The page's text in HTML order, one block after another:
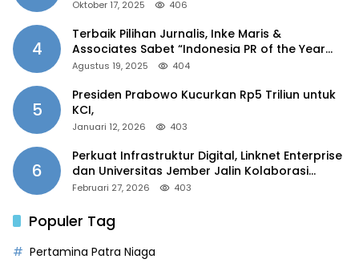
Oktober 17, 2025 406
4
Terbaik Pilihan Jurnalis, Inke Maris &
Associates Sabet “Indonesia PR of the Year
2025”
Agustus 19, 2025 404
5
Presiden Prabowo Kucurkan Rp5 Triliun untuk
KCI,
Januari 12, 2026 403
6
Perkuat Infrastruktur Digital, Linknet Enterprise
dan Universitas Jember Jalin Kolaborasi
Smart Campus Berbasis AI
Februari 27, 2026 403
Populer Tag
Pertamina Patra Niaga